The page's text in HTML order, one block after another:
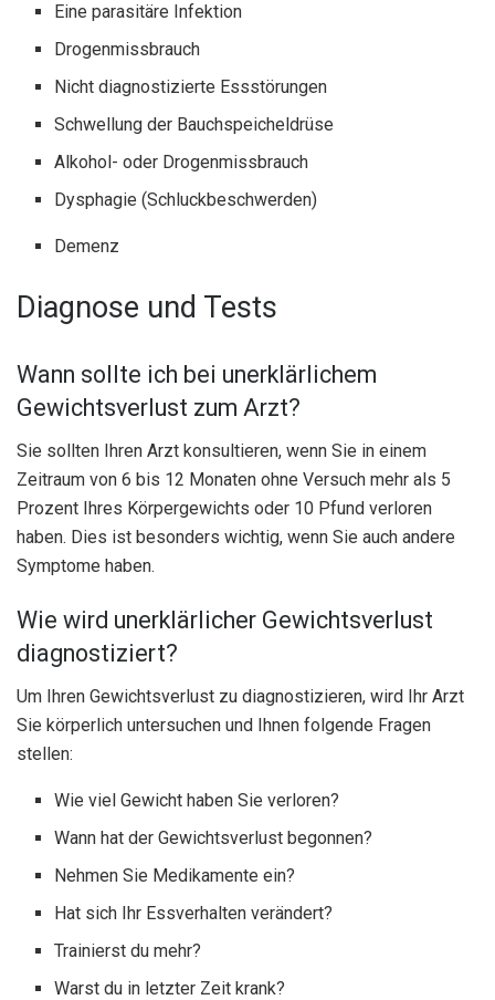
Eine parasitäre Infektion
Drogenmissbrauch
Nicht diagnostizierte Essstörungen
Schwellung der Bauchspeicheldrüse
Alkohol- oder Drogenmissbrauch
Dysphagie (Schluckbeschwerden)
Demenz
Diagnose und Tests
Wann sollte ich bei unerklärlichem
Gewichtsverlust zum Arzt?
Sie sollten Ihren Arzt konsultieren, wenn Sie in einem
Zeitraum von 6 bis 12 Monaten ohne Versuch mehr als 5
Prozent Ihres Körpergewichts oder 10 Pfund verloren
haben. Dies ist besonders wichtig, wenn Sie auch andere
Symptome haben.
Wie wird unerklärlicher Gewichtsverlust
diagnostiziert?
Um Ihren Gewichtsverlust zu diagnostizieren, wird Ihr Arzt
Sie körperlich untersuchen und Ihnen folgende Fragen
stellen:
Wie viel Gewicht haben Sie verloren?
Wann hat der Gewichtsverlust begonnen?
Nehmen Sie Medikamente ein?
Hat sich Ihr Essverhalten verändert?
Trainierst du mehr?
Warst du in letzter Zeit krank?